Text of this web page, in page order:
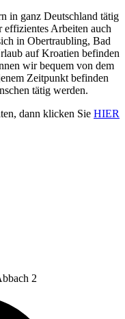
in ganz Deutschland tätig
effizientes Arbeiten auch
in Obertraubling, Bad
auf Kroatien befinden
wir bequem von dem
Zeitpunkt befinden
tätig werden.
dann klicken Sie HIER
2